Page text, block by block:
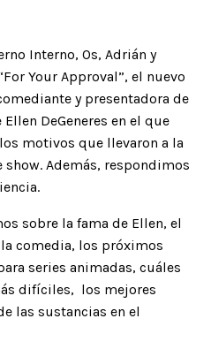
Interno, Os, Adrián y
Your Approval”, el nuevo
y presentadora de
DeGeneres en el que
motivos que llevaron a la
Además, respondimos
sobre la fama de Ellen, el
comedia, los próximos
series animadas, cuáles
difíciles, los mejores
las sustancias en el